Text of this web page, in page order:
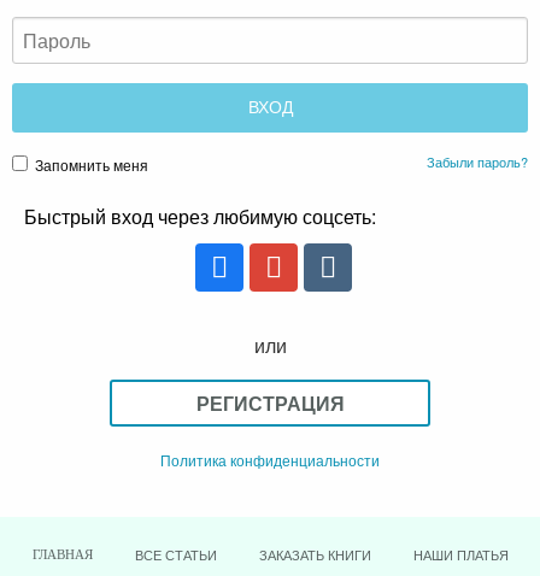
Запомнить меня Забыли пароль?
Быстрый вход через любимую соцсеть:
или
РЕГИСТРАЦИЯ
Политика конфиденциальности
ГЛАВНАЯ ВСЕ СТАТЬИ ЗАКАЗАТЬ КНИГИ НАШИ ПЛАТЬЯ